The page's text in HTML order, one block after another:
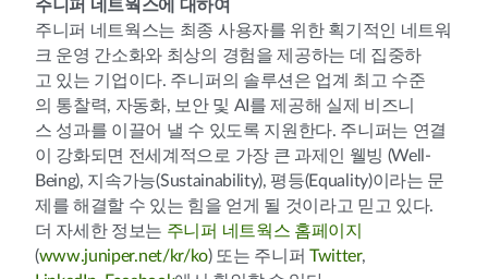
주니퍼 네트웍스에 대하여
주니퍼 네트웍스는 최종 사용자를 위한 획기적인 네트워
크 운영 간소화와 최상의 경험을 제공하는 데 집중하
고 있는 기업이다. 주니퍼의 솔루션은 업계 최고 수준
의 통찰력, 자동화, 보안 및 AI를 제공해 실제 비즈니
스 성과를 이끌어 낼 수 있도록 지원한다. 주니퍼는 연결
이 강화되면 전세계적으로 가장 큰 과제인 웰빙 (Well-
Being), 지속가능(Sustainability), 평등(Equality)이라는 문
제를 해결할 수 있는 힘을 얻게 될 것이라고 믿고 있다.
더 자세한 정보는 주니퍼 네트웍스 홈페이지
(www.juniper.net/kr/ko) 또는 주니퍼Twitter,